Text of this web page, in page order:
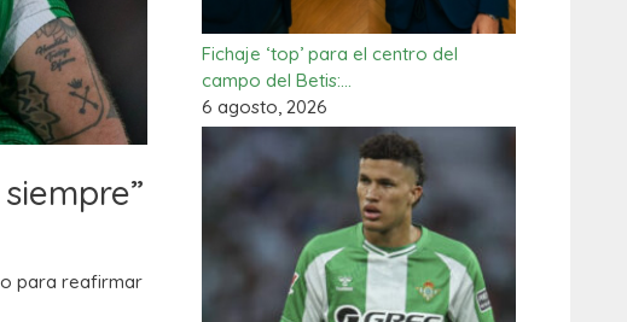
para reafirmar
Fichaje ‘top’ para el centro del
campo del Betis:…
6 agosto, 2026